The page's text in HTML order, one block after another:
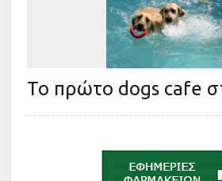
Το πρώτο dogs cafe